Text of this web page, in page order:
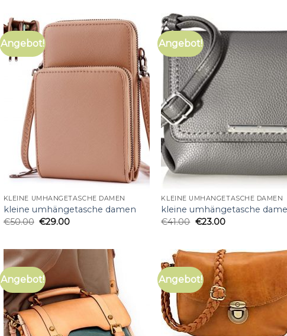
Angebot!
KLEINE UMHÄNGETASCHE DAMEN
kleine umhängetasche damen
€50.00 €29.00
Angebot!
KLEINE UMHÄNGETASCHE DAMEN
kleine umhängetasche
€41.00 €23.00
Angebot! Angebot!